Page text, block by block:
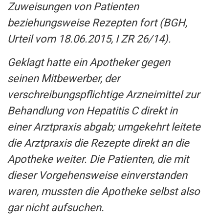
Zuweisungen von Patienten
beziehungsweise Rezepten fort (BGH,
Urteil vom 18.06.2015, I ZR 26/14).
Geklagt hatte ein Apotheker gegen
seinen Mitbewerber, der
verschreibungspflichtige Arzneimittel zur
Behandlung von Hepatitis C direkt in
einer Arztpraxis abgab; umgekehrt leitete
die Arztpraxis die Rezepte direkt an die
Apotheke weiter. Die Patienten, die mit
dieser Vorgehensweise einverstanden
waren, mussten die Apotheke selbst also
gar nicht aufsuchen.